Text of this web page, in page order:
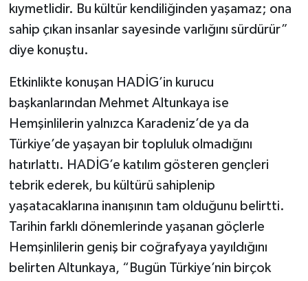
kıymetlidir. Bu kültür kendiliğinden yaşamaz; ona
sahip çıkan insanlar sayesinde varlığını sürdürür”
diye konuştu.
Etkinlikte konuşan HADİG’in kurucu
başkanlarından Mehmet Altunkaya ise
Hemşinlilerin yalnızca Karadeniz’de ya da
Türkiye’de yaşayan bir topluluk olmadığını
hatırlattı. HADİG’e katılım gösteren gençleri
tebrik ederek, bu kültürü sahiplenip
yaşatacaklarına inanışının tam olduğunu belirtti.
Tarihin farklı dönemlerinde yaşanan göçlerle
Hemşinlilerin geniş bir coğrafyaya yayıldığını
belirten Altunkaya, “Bugün Türkiye’nin birçok